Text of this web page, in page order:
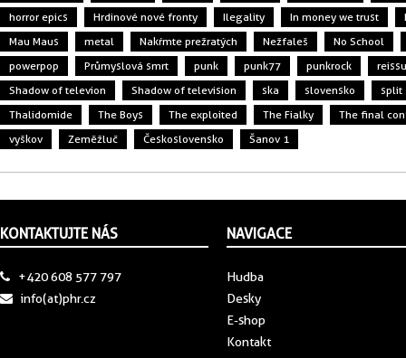
horror epics
Hrdinové nové fronty Ilegality In money we trust
Mau Maus
metal Nakŕmte prežratých Nežfaleš
No School
powerpop
Průmyslová smrt punk punk77 punkrock
Shadow of televion
Shadow of television ska slovensko
split
Thalidomide
The Boys The exploited The Fialky
The final
vyškov
Zeměžluč Československo Šanov 1
KONTAKTUJTE NÁS
+420 608 577 797
info(at)phr.cz
NAVIGACE
Hudba
Desky
E-shop
Kontakt